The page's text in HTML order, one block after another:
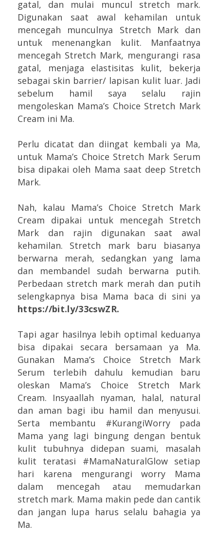
gatal, dan mulai muncul stretch mark.
Digunakan saat awal kehamilan untuk
mencegah munculnya Stretch Mark dan
untuk menenangkan kulit. Manfaatnya
mencegah Stretch Mark, mengurangi rasa
gatal, menjaga elastisitas kulit, bekerja
sebagai skin barrier/ lapisan kulit luar. Jadi
sebelum hamil saya selalu rajin
mengoleskan Mama’s Choice Stretch Mark
Cream ini Ma.
Perlu dicatat dan diingat kembali ya Ma,
untuk Mama’s Choice Stretch Mark Serum
bisa dipakai oleh Mama saat deep Stretch
Mark.
Nah, kalau Mama’s Choice Stretch Mark
Cream dipakai untuk mencegah Stretch
Mark dan rajin digunakan saat awal
kehamilan. Stretch mark baru biasanya
berwarna merah, sedangkan yang lama
dan membandel sudah berwarna putih.
Perbedaan stretch mark merah dan putih
selengkapnya bisa Mama baca di sini ya
https://bit.ly/33cswZR.
Tapi agar hasilnya lebih optimal keduanya
bisa dipakai secara bersamaan ya Ma.
Gunakan Mama’s Choice Stretch Mark
Serum terlebih dahulu kemudian baru
oleskan Mama’s Choice Stretch Mark
Cream. Insyaallah nyaman, halal, natural
dan aman bagi ibu hamil dan menyusui.
Serta membantu #KurangiWorry pada
Mama yang lagi bingung dengan bentuk
kulit tubuhnya didepan suami, masalah
kulit teratasi #MamaNaturalGlow setiap
hari karena mengurangi worry Mama
dalam mencegah atau memudarkan
stretch mark. Mama makin pede dan cantik
dan jangan lupa harus selalu bahagia ya
Ma.